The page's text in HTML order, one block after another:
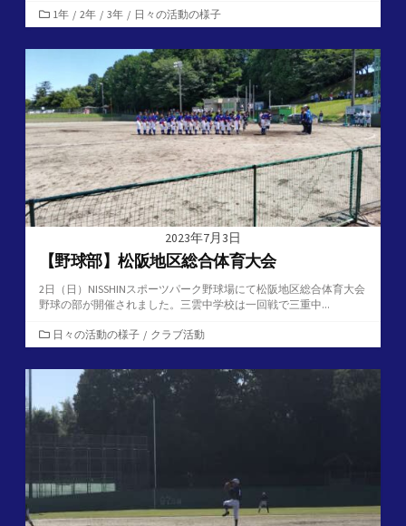
カ
テ
ゴ
ー
1年 / 2年 / 3年 / 日々の活動の様子
2023年7月3日
【野球部】松阪地区総合体育大会
2日（日）NISSHINスポーツパーク野球場にて松阪地区総合体育大会
野球の部が開催されました。三雲中学校は一回戦で三重中...
カ
テ
ゴ
ー
日々の活動の様子 / クラブ活動